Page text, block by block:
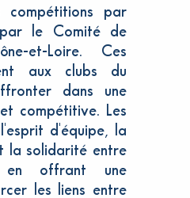
compétitions par
par le Comité de
et-Loire. Ces
aux clubs du
dans une
compétitive. Les
d'équipe, la
la solidarité entre
en offrant une
les liens entre